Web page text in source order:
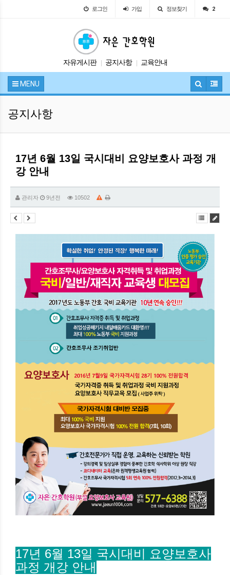
로그인 가입 정보찾기 2
자유게시판 공지사항 교육안내
시험정보
입학안내
MENU
공지사항
17년 6월 13일 국시대비 요양보호사 과정 개
강 안내
관리자 9년전 10502
17년 6월 13일 국시대비 요양보호사
과정 개강 안내